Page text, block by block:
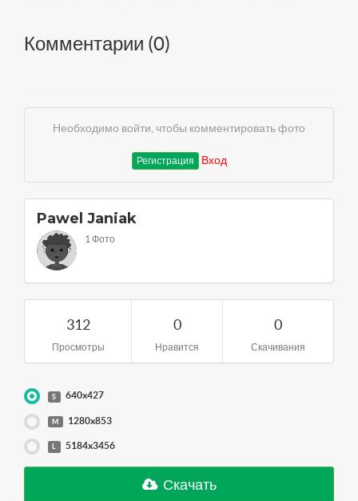
Комментарии (0)
Необходимо войти, чтобы комментировать фото
Регистрация Вход
Pawel Janiak
1 Фото
312
Просмотры
0
Нравится
0
Скачивания
S 640x427
M 1280x853
L 5184x3456
Скачать